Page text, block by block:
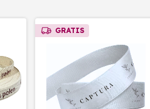
GRATIS